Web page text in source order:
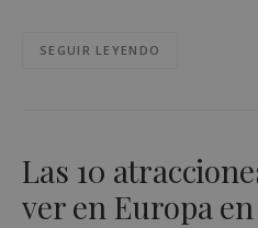
SEGUIR LEYENDO
Las 10
ver en Europa